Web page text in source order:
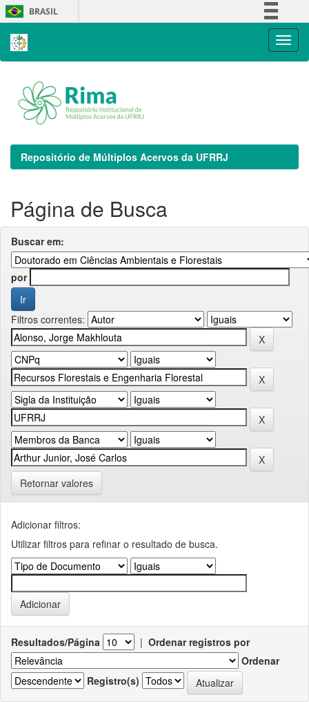
Skip
navigation
BRASIL
Repositório de Múltiplos Acervos da UFRRJ
Página de Busca
Buscar em:
por
Filtros correntes:
Retornar valores
Adicionar filtros:
Utilizar filtros para refinar o resultado de busca.
Resultados/Página | Ordenar registros por
Ordenar
Registro(s)